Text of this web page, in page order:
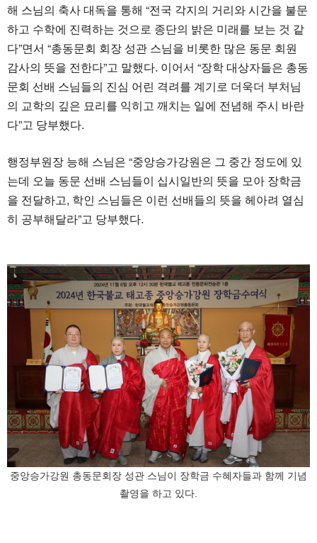
해 스님의 축사 대독을 통해 “전국 각지의 거리와 시간을 불문
하고 수학에 진력하는 것으로 종단의 밝은 미래를 보는 것 같
다”면서 “총동문회 회장 성관 스님을 비롯한 많은 동문 회원
감사의 뜻을 전한다”고 말했다. 이어서 “장학 대상자들은 총동
문회 선배 스님들의 진심 어린 격려를 계기로 더욱더 부처님
의 교학의 깊은 묘리를 익히고 깨치는 일에 전념해 주시 바란
다”고 당부했다.
행정부원장 능해 스님은 “중앙승가강원은 그 중간 정도에 있
는데 오늘 동문 선배 스님들이 십시일반의 뜻을 모아 장학금
을 전달하고, 학인 스님들은 이런 선배들의 뜻을 헤아려 열심
히 공부해달라”고 당부했다.
중앙승가강원 총동문회장 성관 스님이 장학금 수혜자들과 함께 기념
촬영을 하고 있다.